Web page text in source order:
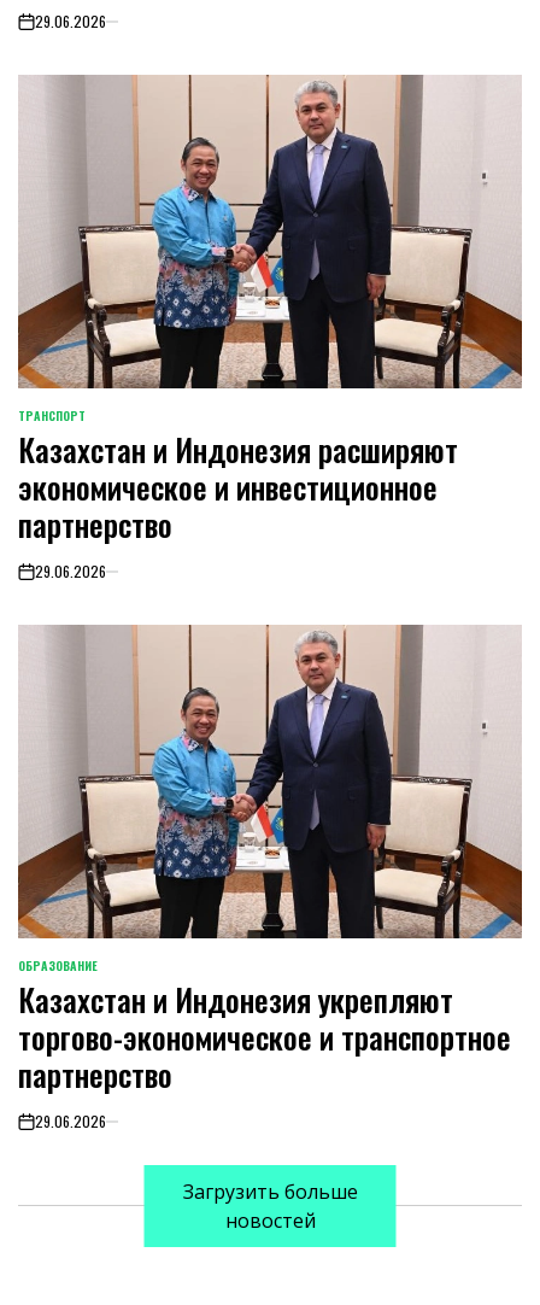
on29.06.2026
POSTED
IN
ТРАНСПОРТ
Казахстан и Индонезия расширяют
экономическое и инвестиционное
партнерство
on29.06.2026
POSTED
IN
ОБРАЗОВАНИЕ
Казахстан и Индонезия укрепляют
торгово-экономическое и транспортное
партнерство
on29.06.2026
Загрузить больше
новостей